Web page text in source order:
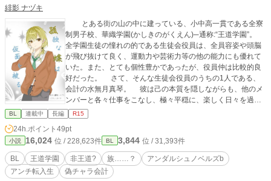
緋影 ナヅキ
とある街の山の中に建っている、小中高一貫である全寮
制男子校、華織学園(かしきのがくえん)─通称:“王道学園”。
全学園生徒の憧れの的である生徒会役員は、全員容姿や頭脳
が飛び抜けて良く、運動力や芸術力等の他の能力にも優れて
いた。また、とても個性豊かであったが、役員仲は比較的良
好だった。 さて、そんな生徒会役員のうちの1人である、
会計の水無月真琴。 彼は己の本質を隠しながらも、他のメ
ンバーと各々仕事をこなし、極々平穏に、楽しく日々を過ご
していた。 あの日、例の不思議な転入生が来るまでは… ー
ーーーーーーーー 作者は執筆初心者なので、おかしくなっ
たりするかもしれませんが、温かく見守って(?)くれると嬉し
いです。また、この小説はその場のノリとテンションと思い
付きで書かれていることが多いため、広げた風呂敷を畳みき
れなくなっています。自業自得ですね。 学生のため、スト
ック残量状況によっては土曜更新が出来ないことがあるかも
BL 連載中 長編 R15
24h.ポイント 49pt
小説 16,024 位 / 228,623件 BL 3,844 位 / 31,393件
BL 王道学園 非王道? 族……？
アンダルシュノベルズb
アンチ転入生
偽チャラ会計